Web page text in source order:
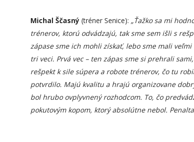
Michal Ščasný (tréner Senice): „Ťažko sa mi
trénerov, ktorú odvádzajú, tak sme sem išli s
zápase sme ich mohli získať, lebo sme mali
tri veci. Prvá vec – ten zápas sme si prehrali
rešpekt k sile súpera a robote trénerov, čo tu
potvrdilo. Majú kvalitu a hrajú organizovane
bol hrubo ovplyvnený rozhodcom. To, čo
pokutovým kopom, ktorý absolútne nebol.